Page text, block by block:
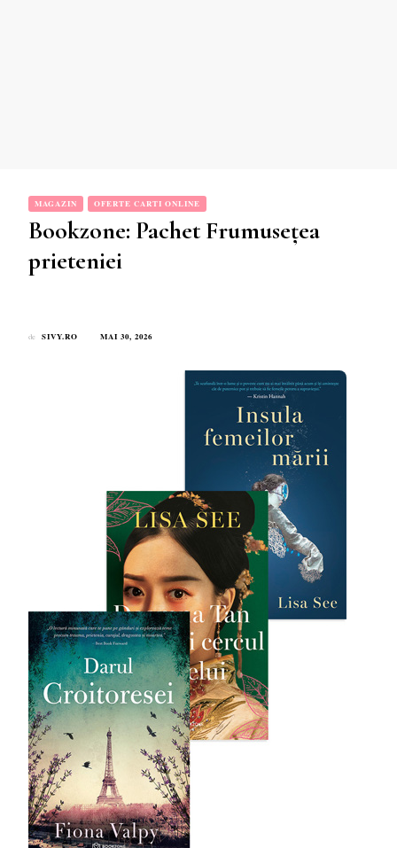
MAGAZIN OFERTE CARTI ONLINE
Bookzone: Pachet Frumusețea
prieteniei
de SIVY.RO MAI 30, 2026